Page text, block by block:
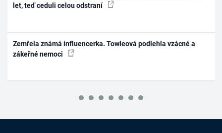
let, teď ceduli celou odstraní
Zemřela známá influencerka. Towleová podlehla vzácné a
zákeřné nemoci